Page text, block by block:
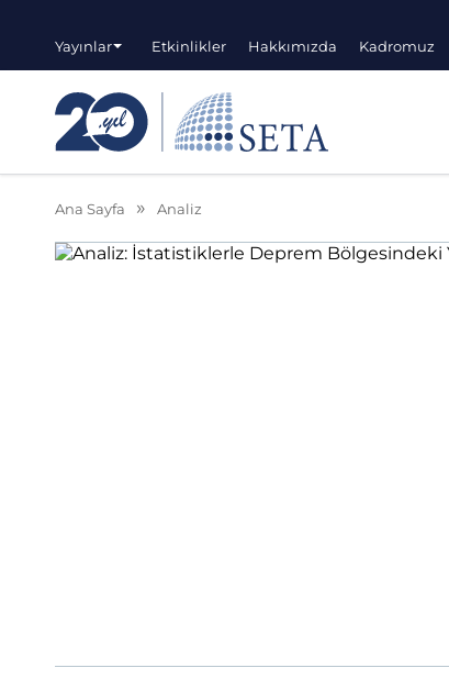
Yayınlar Etkinlikler Hakkımızda Kadromuz
Ana Sayfa Analiz